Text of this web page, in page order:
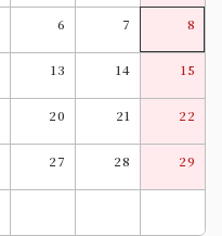
6 7 8
13 14 15
20 21 22
27 28 29